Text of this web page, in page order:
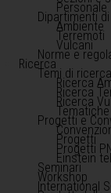
Personale
Dipartimenti
Ambiente
Terremoti
Vulcani
Norme e
Ricerca
Temi di ricerca
Ricerca
Ricerca
Ricerca
Progetti e
Progetti
Progetti
Einstein
Seminari
Workshop
International